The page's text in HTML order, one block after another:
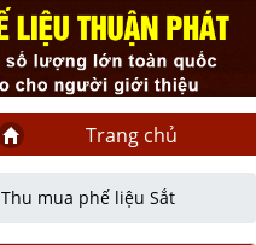
Trang chủ
Thu mua phế liệu Sắt